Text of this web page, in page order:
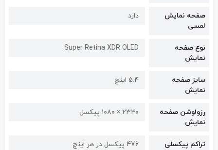
صفحه نمایش
لمسی
دارد
نوع صفحه
نمایش
Super Retina XDR OLED
سایز صفحه
نمایش
5.4 اینچ
رزولوشن صفحه
نمایش
۲۳۴۰ × ۱۰۸۰ پیکسل
تراکم پیکسلی 476 پیکسل در هر اینچ